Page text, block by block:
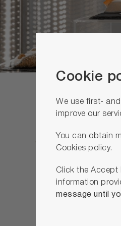
per il
Cookie
We use first-
improve our
You can obtain
Cookies policy.
Click the Accept
information
message until